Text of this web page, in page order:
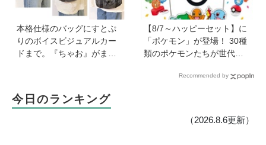
本格仕様のバッグにすとぷ
りのボイスビジュアルカー
ドまで。『ちゃお』がまた
【8/7～ハッピーセット】に
「ポケモン」が登場！ 30種
類のポケモンたちが世代を
Recommended by
今日のランキング
（2026.8.6更新）